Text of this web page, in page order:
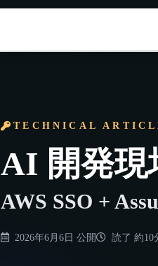
TECHNICAL
AI 開発
AWS SSO +
2026年6月6日 公開 読了 約10